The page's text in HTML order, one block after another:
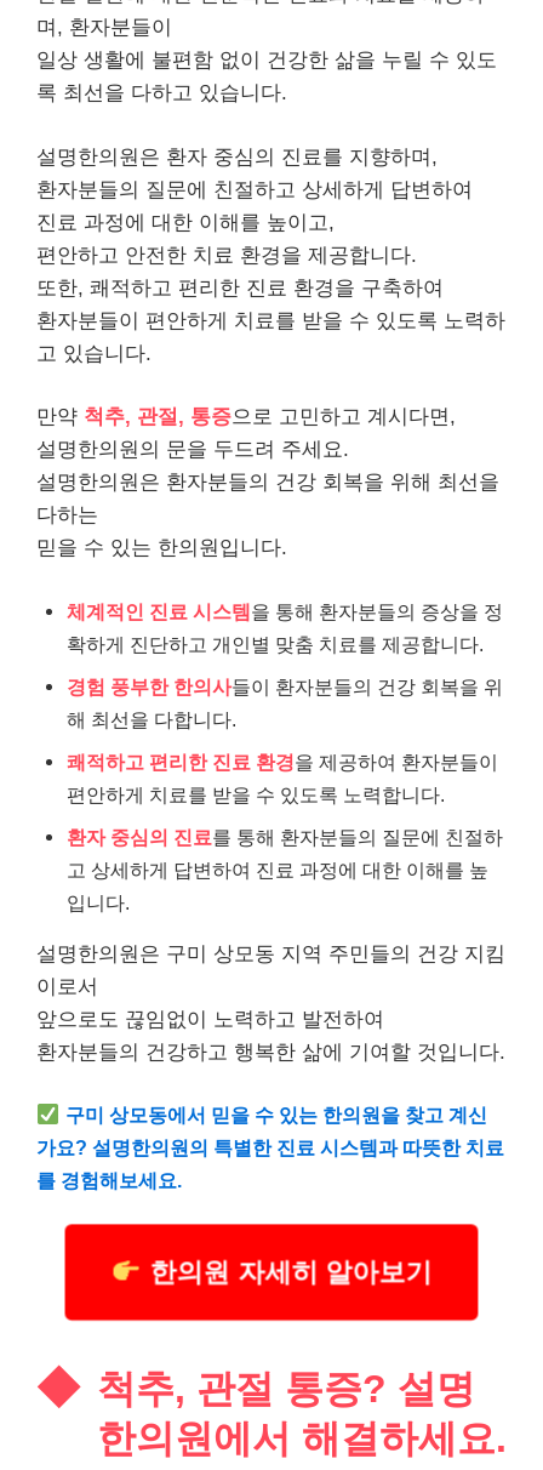
며, 환자분들이
일상 생활에 불편함 없이 건강한 삶을 누릴 수 있도
록 최선을 다하고 있습니다.
설명한의원은 환자 중심의 진료를 지향하며,
환자분들의 질문에 친절하고 상세하게 답변하여
진료 과정에 대한 이해를 높이고,
편안하고 안전한 치료 환경을 제공합니다.
또한, 쾌적하고 편리한 진료 환경을 구축하여
환자분들이 편안하게 치료를 받을 수 있도록 노력하
고 있습니다.
만약 척추, 관절, 통증으로 고민하고 계시다면,
설명한의원의 문을 두드려 주세요.
설명한의원은 환자분들의 건강 회복을 위해 최선을
다하는
믿을 수 있는 한의원입니다.
체계적인 진료 시스템을 통해 환자분들의 증상을 정
확하게 진단하고 개인별 맞춤 치료를 제공합니다.
경험 풍부한 한의사들이 환자분들의 건강 회복을 위
해 최선을 다합니다.
쾌적하고 편리한 진료 환경을 제공하여 환자분들이
편안하게 치료를 받을 수 있도록 노력합니다.
환자 중심의 진료를 통해 환자분들의 질문에 친절하
고 상세하게 답변하여 진료 과정에 대한 이해를 높
입니다.
설명한의원은 구미 상모동 지역 주민들의 건강 지킴
이로서
앞으로도 끊임없이 노력하고 발전하여
환자분들의 건강하고 행복한 삶에 기여할 것입니다.
구미 상모동에서 믿을 수 있는 한의원을 찾고 계신
가요? 설명한의원의 특별한 진료 시스템과 따뜻한 치료
를 경험해보세요.
한의원 자세히 알아보기
척추, 관절 통증? 설명
한의원에서 해결하세요.